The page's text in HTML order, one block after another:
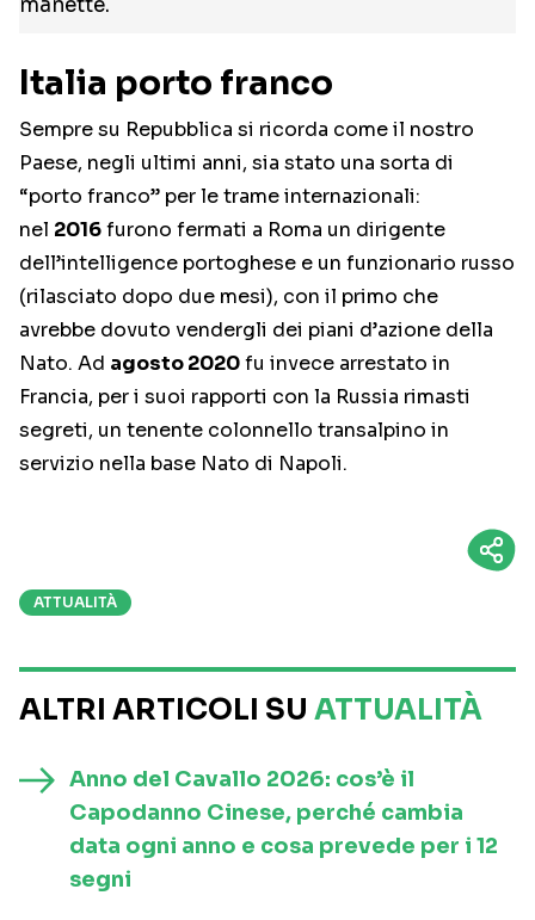
manette.
Italia porto franco
Sempre su Repubblica si ricorda come il nostro
Paese, negli ultimi anni, sia stato una sorta di
“porto franco” per le trame internazionali:
nel 2016furono fermati a Roma un dirigente
dell’intelligence portoghese e un funzionario russo
(rilasciato dopo due mesi), con il primo che
avrebbe dovuto vendergli dei piani d’azione della
Nato. Ad agosto 2020fu invece arrestato in
Francia, per i suoi rapporti con la Russia rimasti
segreti, un tenente colonnello transalpino in
servizio nella base Nato di Napoli.
ATTUALITÀ
ALTRI ARTICOLI SU ATTUALITÀ
Anno del Cavallo 2026: cos’è il
Capodanno Cinese, perché cambia
data ogni anno e cosa prevede per i 12
segni